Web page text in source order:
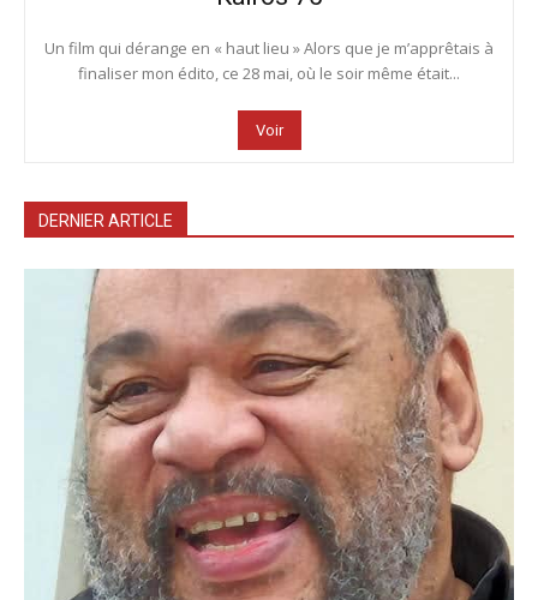
Un film qui dérange en « haut lieu » Alors que je m’apprêtais à
finaliser mon édito, ce 28 mai, où le soir même était...
Voir
DERNIER ARTICLE